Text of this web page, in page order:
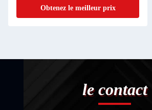
Obtenez le meilleur prix
le contact